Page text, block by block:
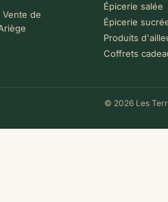
Vente de
Épicerie salée
Épicerie
Produits
Coffrets
© 2026 Les